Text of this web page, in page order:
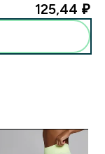
125,44 ₽‎